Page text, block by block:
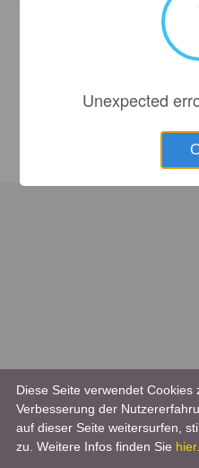
Unexpected
Diese Seite verwendet Cookies
Verbesserung der
auf dieser Seite weitersurfen,
zu. Weitere Infos finden Sie hier.